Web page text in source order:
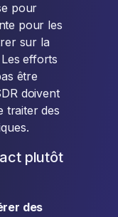
pour
pour les
sur la
efforts
être
doivent
traiter des
plutôt
des